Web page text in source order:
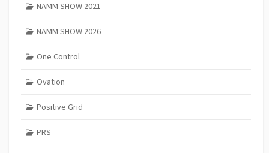
NAMM SHOW 2021
NAMM SHOW 2026
One Control
Ovation
Positive Grid
PRS